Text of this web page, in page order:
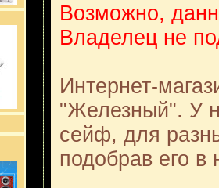
Возможно,
Владелец не
Интернет-
"Железный". У
сейф, для
подобрав его в